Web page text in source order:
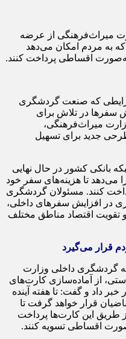
میراث‌فرهنگی از عرضه
به مردم امکان می‌دهد
اقساطی پرداخت کنند.
که صنعت گردشگری
سفرها در تلاش برای
میراث‌فرهنگی،
جدید برای تسهیل
بانکی کشور در حال نهایی
می‌دهد تا هزینه‌های سفر خود
کنند. مسئولان گردشگری
در افزایش سفرهای داخلی،
اقتصاد مناطق مختلف
قرار می‌گیرد
گردشگری داخلی وزارت
از آماده‌سازی کارت‌های
داد و گفت: تا هفته آینده
قرار خواهد گرفت تا
طریق این کارت‌ها پرداخت
اقساطی تسویه کنند.